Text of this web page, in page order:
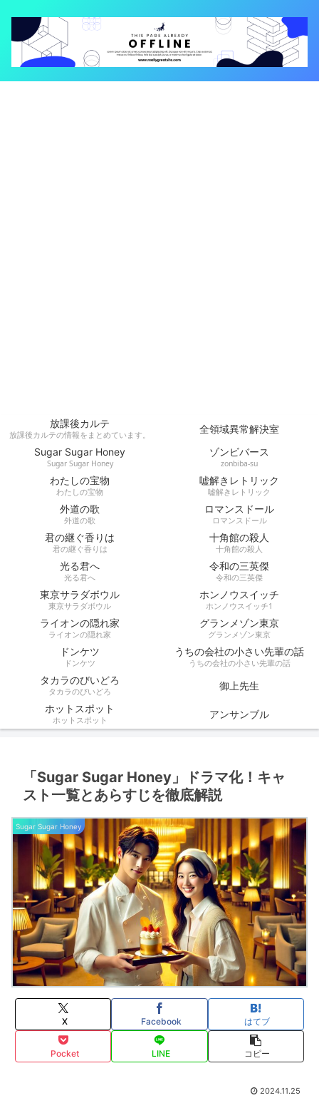
放課後カルテ
放課後カルテの情報をまとめています。
全領域異常解決室
Sugar Sugar Honey
Sugar Sugar Honey
ゾンビバース
zonbiba-su
わたしの宝物
わたしの宝物
嘘解きレトリック
嘘解きレトリック
外道の歌
外道の歌
ロマンスドール
ロマンスドール
君の継ぐ香りは
君の継ぐ香りは
十角館の殺人
十角館の殺人
光る君へ
光る君へ
令和の三英傑
令和の三英傑
東京サラダボウル
東京サラダボウル
ホンノウスイッチ
ホンノウスイッチ1
ライオンの隠れ家
ライオンの隠れ家
グランメゾン東京
グランメゾン東京
ドンケツ
ドンケツ
うちの会社の小さい先輩の話
うちの会社の小さい先輩の話
タカラのびいどろ
タカラのびいどろ
御上先生
ホットスポット
ホットスポット アンサンブル
「Sugar Sugar Honey」ドラマ化！キャ
スト一覧とあらすじを徹底解説
Sugar Sugar Honey
X Facebook はてブ
Pocket LINE コピー
2024.11.25